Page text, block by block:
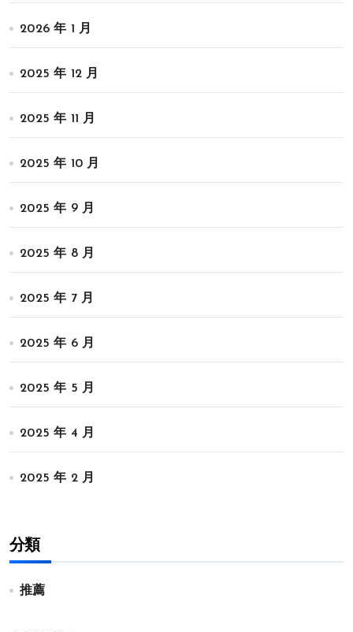
2026 年 1 月
2025 年 12 月
2025 年 11 月
2025 年 10 月
2025 年 9 月
2025 年 8 月
2025 年 7 月
2025 年 6 月
2025 年 5 月
2025 年 4 月
2025 年 2 月
分類
推薦